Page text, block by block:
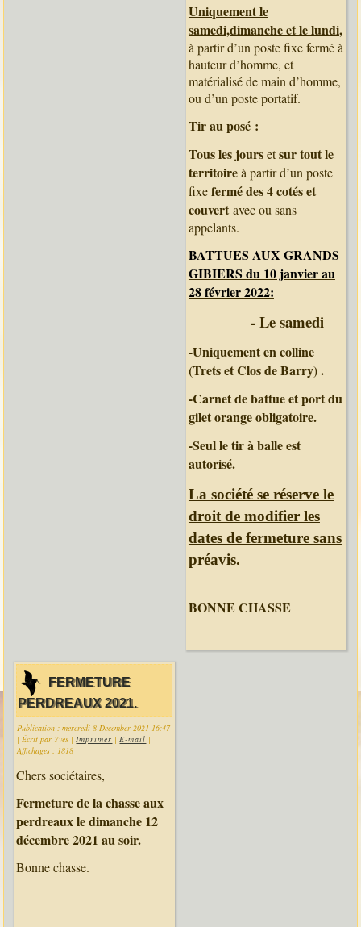
Uniquement le
samedi,dimanche et le lundi,
à partir d’un poste fixe fermé à
hauteur d’homme, et
matérialisé de main d’homme,
ou d’un poste portatif.
Tir au posé :
Tous les joursetsur tout le
territoireà partir d’un poste
fixefermé des 4 cotés et
couvert avec ou sans
appelants.
BATTUES AUX GRANDS
GIBIERS du 10 janvier au
28 février 2022:
- Le samedi
-Uniquement en colline
(Trets et Clos de Barry) .
-Carnet de battue et port du
gilet orange obligatoire.
-Seul le tir à balle est
autorisé.
La société se réserve le
droit de modifier les
dates de fermeture sans
préavis.
BONNE CHASSE
FERMETURE
PERDREAUX 2021.
Publication : mercredi 8 December 2021 16:47
| Écrit par Yves |Imprimer | E-mail |
Affichages : 1818
Chers sociétaires,
Fermeture de la chasse aux
perdreaux le dimanche 12
décembre 2021 au soir.
Bonne chasse.